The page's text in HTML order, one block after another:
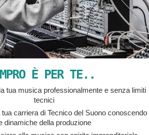
È PER TE..
tua musica professionalmente e senza limiti
tecnici
carriera di Tecnico del Suono conoscendo
dinamiche della produzione